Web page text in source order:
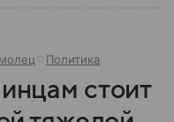
Политика
стоит